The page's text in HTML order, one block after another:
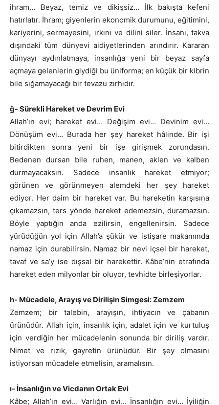
ihram… Beyaz, temiz ve dikişsiz… İlk bakışta kefeni
hatırlatır. İhram; giyenlerin ekonomik durumunu, eğitimini,
kariyerini, sermayesini, ırkını ve dilini siler. İnsanı, takva
dışındaki tüm dünyevi aidiyetlerinden arındırır. Kararan
dünyayı aydınlatmaya, insanlığa yeni bir beyaz sayfa
açmaya gelenlerin giydiği bu üniforma; en küçük bir kibrin
bile sığamayacağı bir tevazu zırhıdır.
ğ- Sürekli Hareket ve Devrim Evi
Allah’ın evi; hareket evi… Değişim evi… Devinim evi…
Dönüşüm evi… Burada her şey hareket hâlinde. Bir işi
bitirdikten sonra yeni bir işe girişmek zorundasın.
Bedenen dursan bile ruhen, manen, aklen ve kalben
durmayacaksın. Sadece insanlık hareket etmiyor;
görünen ve görünmeyen alemdeki her şey hareket
ediyor. Her daim bir hareket var. Bu hareketin karşısına
çıkamazsın, ters yönde hareket edemezsin, duramazsın.
Böyle yaptığın anda ezilirsin, engellenirsin. Sadece
yürüdüğün yol için Allah’a şükür ve istişare makamında
namaz için durabilirsin. Namaz bir nevi içsel bir hareket,
tavaf ve sa’y ise dışsal bir harekettir. Kâbe’nin etrafında
hareket eden milyonlar bir oluyor, tevhidte birleşiyorlar.
h- Mücadele, Arayış ve Dirilişin Simgesi: Zemzem
Zemzem; bir talebin, arayışın, ihtiyacın ve çabanın
ürünüdür. Allah için, insanlık için, adalet için ve kurtuluş
için verdiğin her mücadelenin sonunda bir diriliş vardır.
Nimet ve rızık, gayretin ürünüdür. Bir şey olmasını
istiyorsan mücadele etmelisin, aramalısın.
ı- İnsanlığın ve Vicdanın Ortak Evi
Kâbe; Allah’ın evi… Varlığın evi… İnsanlığın evi… İyiliğin